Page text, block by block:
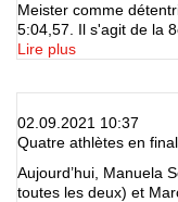
Meister comme
5:04,57. Il s'agit de la
Lire plus
02.09.2021 10:37
Quatre athlètes en
Aujourd’hui, Manuela
toutes les deux) et